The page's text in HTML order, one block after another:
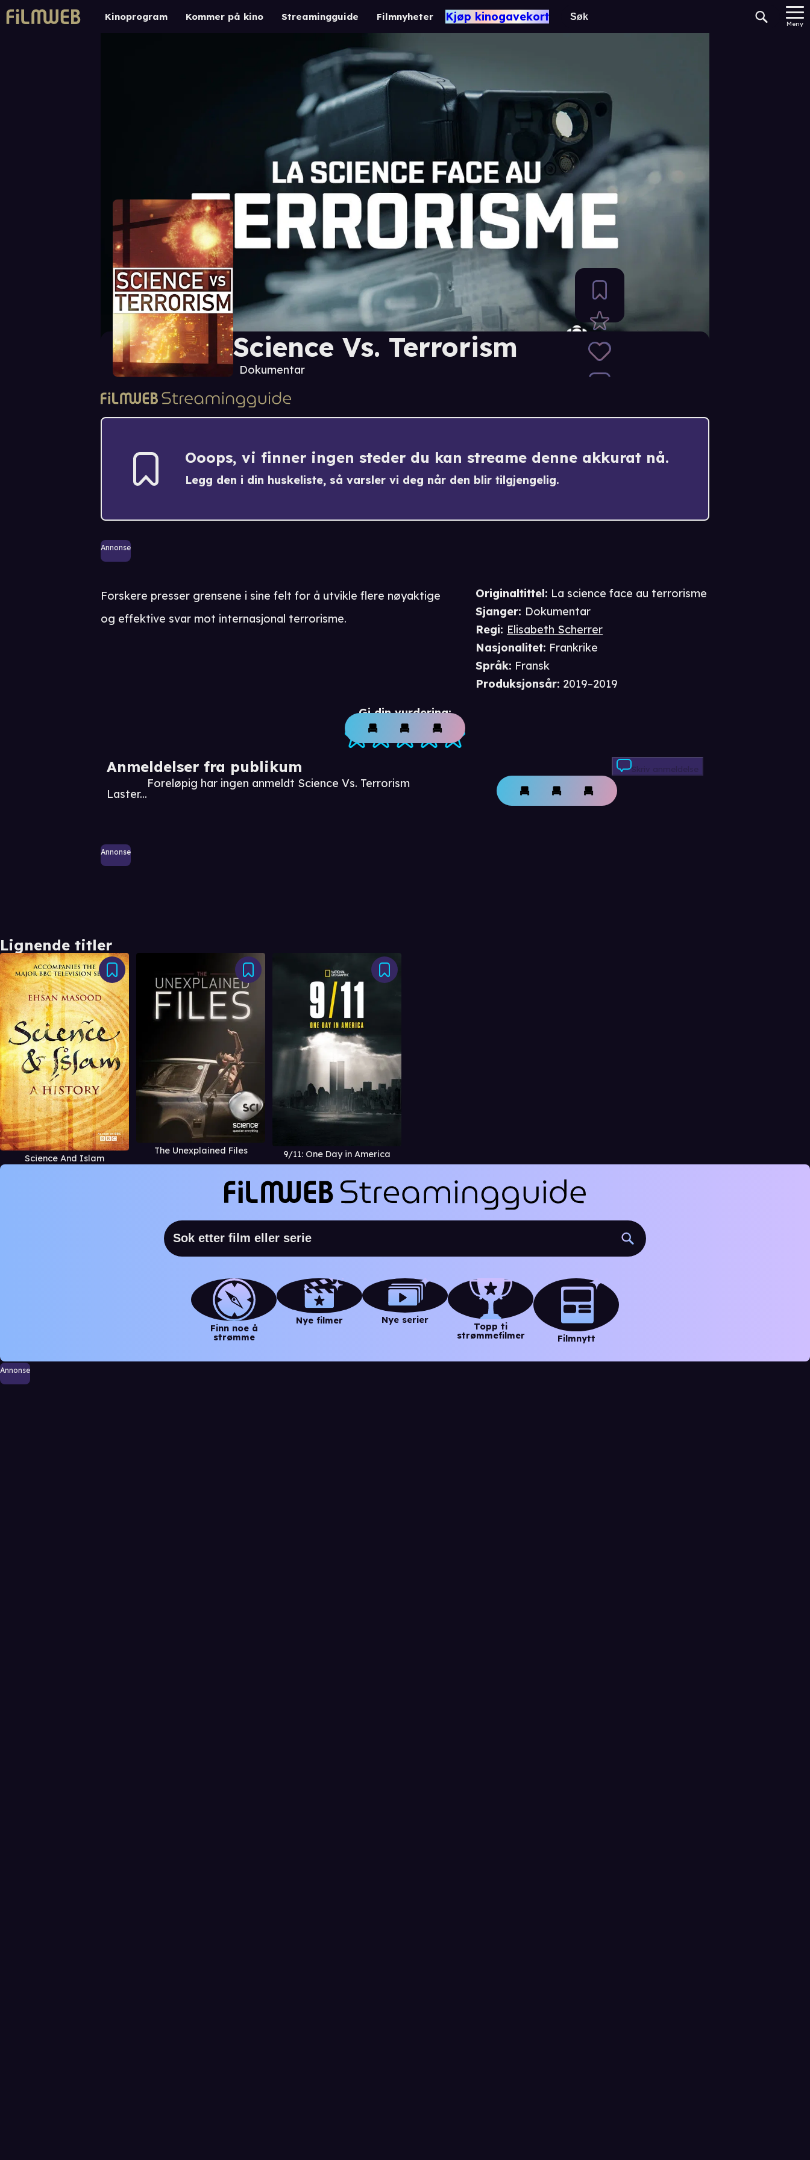
Kinoprogram Kommer på kino Streamingguide Filmnyheter Kjøp kinogavekort
Meny
Science Vs. Terrorism
Dokumentar
Ooops, vi finner ingen steder du kan streame denne akkurat nå.
Legg den i din huskeliste, så varsler vi deg når den blir tilgjengelig.
Annonse
Gi din vurdering:
Anmeldelser fra publikum
Laster...
Foreløpig har ingen anmeldt Science Vs. Terrorism
Skriv anmeldelse
Annonse
Originaltittel: La science face au terrorisme
Sjanger: Dokumentar
Regi: Elisabeth Scherrer
Nasjonalitet: Frankrike
Språk: Fransk
Produksjonsår: 2019–2019
Forskere presser grensene i sine felt for å utvikle flere nøyaktige
og effektive svar mot internasjonal terrorisme.
Lignende titler
Science And Islam
The Unexplained Files 9/11: One Day in America
Finn noe å
strømme
Nye filmer Nye serier
Topp ti
strømmefilmer
Filmnytt
Annonse